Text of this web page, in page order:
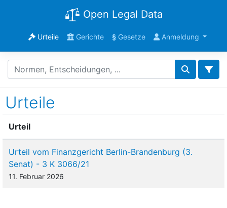
Open Legal Data
Urteile Gerichte §Gesetze Anmeldung
Urteile
Urteil
Urteil vom Finanzgericht Berlin-Brandenburg (3.
Senat) - 3 K 3066/21
11. Februar 2026